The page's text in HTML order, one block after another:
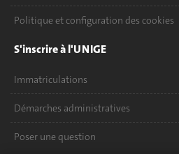
Politique et configuration des cookies
S'inscrire à l'UNIGE
Immatriculations
Démarches administratives
Poser une question